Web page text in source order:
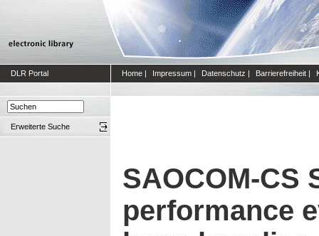
DLR Portal Home | Impressum | Datenschutz | Barrierefreiheit |
Erweiterte Suche
SAOCOM-CS
performance